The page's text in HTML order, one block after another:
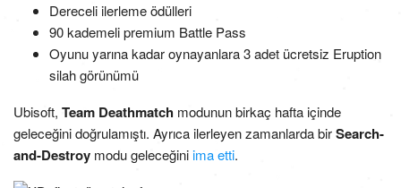
Dereceli ilerleme ödülleri
90 kademeli premium Battle Pass
Oyunu yarına kadar oynayanlara 3 adet ücretsiz Eruption
silah görünümü
Ubisoft, Team Deathmatch modunun birkaç hafta içinde
geleceğini doğrulamıştı. Ayrıca ilerleyen zamanlarda birSearch-
and-Destroy modu geleceğiniima etti.